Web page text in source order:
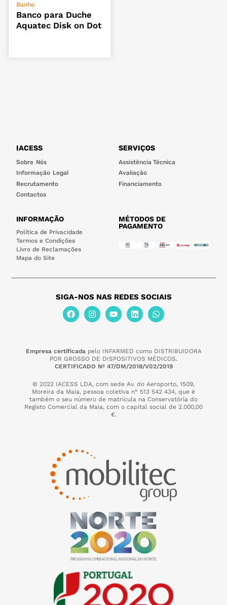
Banho
Banco para Duche
Aquatec Disk on Dot
IACESS
Sobre Nós
Informação Legal
Recrutamento
Contactos
SERVIÇOS
Assistência Técnica
Avaliação
Financiamento
INFORMAÇÃO
Política de Privacidade
Termos e Condições
Livro de Reclamações
Mapa do Site
MÉTODOS DE
PAGAMENTO
SIGA-NOS NAS REDES SOCIAIS
Empresa certificadapelo INFARMED como DISTRIBUIDORA
POR GROSSO DE DISPOSITIVOS MÉDICOS.
CERTIFICADO Nº 47/DM/2018/V02/2019
© 2022 IACESS LDA, com sede Av. do Aeroporto, 1509,
Moreira da Maia, pessoa coletiva n° 513 542 434, que é
também o seu número de matrícula na Conservatória do
Registo Comercial da Maia, com o capital social de 2.000,00
€.